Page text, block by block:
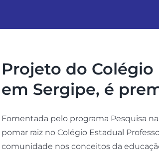
Projeto do
em Sergipe, é
Fomentada pelo programa Pesquisa
pomar raiz no Colégio Estadual
comunidade nos conceitos da